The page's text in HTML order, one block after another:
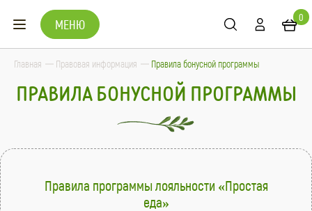
МЕНЮ 0
Главная Правовая информация Правила бонусной программы
ПРАВИЛА БОНУСНОЙ ПРОГРАММЫ
Правила программы лояльности «Простая
еда»